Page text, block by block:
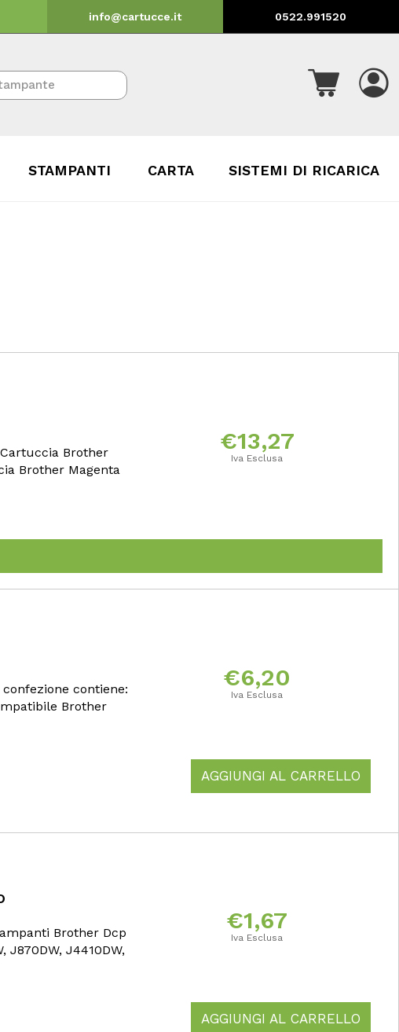
info@cartucce.it 0522.991520
STAMPANTI CARTA SISTEMI DI RICARICA
Brother
Brother Magenta
€13,27
Iva Esclusa
contiene:
Brother
€6,20
Iva Esclusa
AGGIUNGI AL CARRELLO
Brother Dcp
J870DW, J4410DW,
€1,67
Iva Esclusa
AGGIUNGI AL CARRELLO